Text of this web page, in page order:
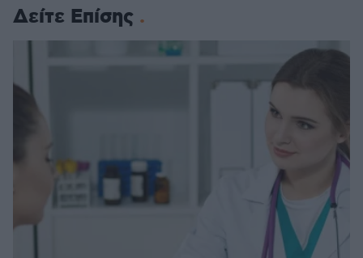
Δείτε Επίσης